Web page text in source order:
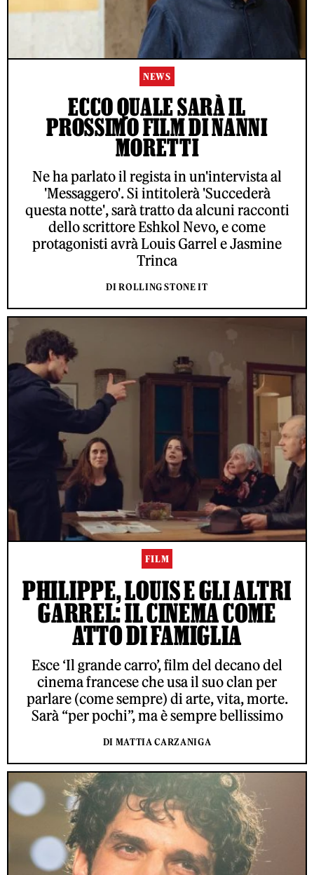
NEWS
ECCO QUALE SARÀ IL
PROSSIMO FILM DI NANNI
MORETTI
Ne ha parlato il regista in un'intervista al
'Messaggero'. Si intitolerà 'Succederà
questa notte', sarà tratto da alcuni racconti
dello scrittore Eshkol Nevo, e come
protagonisti avrà Louis Garrel e Jasmine
Trinca
DI ROLLING STONE IT
FILM
PHILIPPE, LOUIS E GLI ALTRI
GARREL: IL CINEMA COME
ATTO DI FAMIGLIA
Esce ‘Il grande carro’, film del decano del
cinema francese che usa il suo clan per
parlare (come sempre) di arte, vita, morte.
Sarà “per pochi”, ma è sempre bellissimo
DI MATTIA CARZANIGA